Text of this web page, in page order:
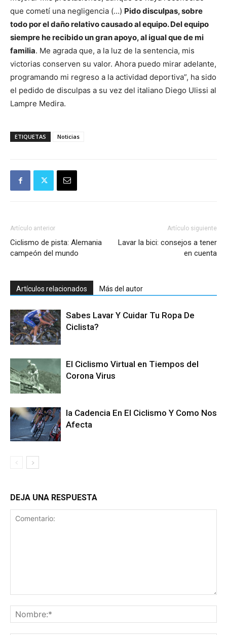
que cometí una negligencia (…) Pido disculpas, sobre
todo por el daño relativo causado al equipo. Del equipo
siempre he recibido un gran apoyo, al igual que de mi
familia. Me agrada que, a la luz de la sentencia, mis
victorias conserven su valor. Ahora puedo mirar adelante,
programando mi regreso a la actividad deportiva”, ha sido
el pedido de disculpas a su vez del italiano Diego Ulissi al
Lampre Medira.
ETIQUETAS Noticias
Artículo anterior
Ciclismo de pista: Alemania
campeón del mundo
Artículo siguiente
Lavar la bici: consejos a tener
en cuenta
Artículos relacionados Más del autor
Sabes Lavar Y Cuidar Tu Ropa De
Ciclista?
El Ciclismo Virtual en Tiempos del
Corona Virus
la Cadencia En El Ciclismo Y Como Nos
Afecta
DEJA UNA RESPUESTA